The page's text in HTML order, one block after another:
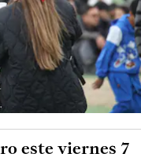
este viernes 7